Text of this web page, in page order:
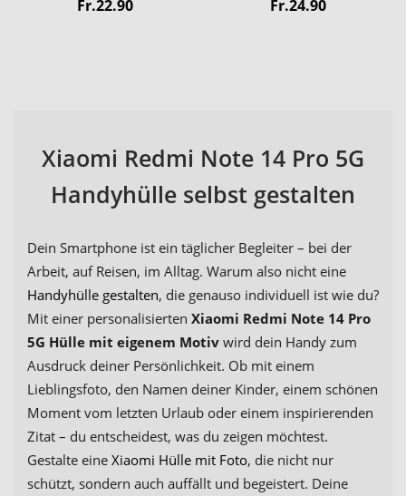
Fr.22.90 Fr.24.90
Xiaomi Redmi Note 14 Pro 5G
Handyhülle selbst gestalten
Dein Smartphone ist ein täglicher Begleiter – bei der
Arbeit, auf Reisen, im Alltag. Warum also nicht eine
Handyhülle gestalten, die genauso individuell ist wie du?
Mit einer personalisierten Xiaomi Redmi Note 14 Pro
5G Hülle mit eigenem Motiv wird dein Handy zum
Ausdruck deiner Persönlichkeit. Ob mit einem
Lieblingsfoto, den Namen deiner Kinder, einem schönen
Moment vom letzten Urlaub oder einem inspirierenden
Zitat – du entscheidest, was du zeigen möchtest.
Gestalte eine Xiaomi Hülle mit Foto, die nicht nur
schützt, sondern auch auffällt und begeistert. Deine